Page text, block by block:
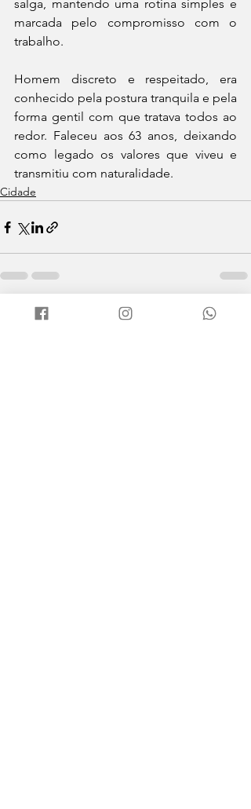
salga, mantendo uma rotina simples e
marcada pelo compromisso com o
trabalho.
Homem discreto e respeitado, era
conhecido pela postura tranquila e pela
forma gentil com que tratava todos ao
redor. Faleceu aos 63 anos, deixando
como legado os valores que viveu e
transmitiu com naturalidade.
Cidade
Posts recentes Ver tudo